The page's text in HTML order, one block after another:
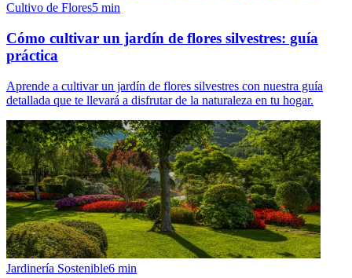
Cultivo de Flores5 min
Cómo cultivar un jardín de flores silvestres: guía
práctica
Aprende a cultivar un jardín de flores silvestres con nuestra guía
detallada que te llevará a disfrutar de la naturaleza en tu hogar.
Jardinería Sostenible6 min